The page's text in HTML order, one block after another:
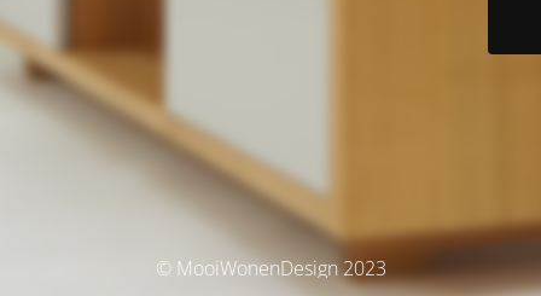
© MooiWonenDesign 2023